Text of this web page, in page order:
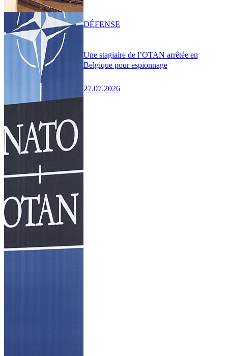
Une stagiaire de l’OTAN arrêtée en
Belgique pour espionnage
27.07.2026
DÉFENSE